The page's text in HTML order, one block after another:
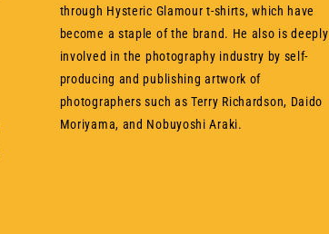
through Hysteric Glamour t-shirts, which have
become a staple of the brand. He also is deeply
involved in the photography industry by self-
producing and publishing artwork of
photographers such as Terry Richardson, Daido
Moriyama, and Nobuyoshi Araki.